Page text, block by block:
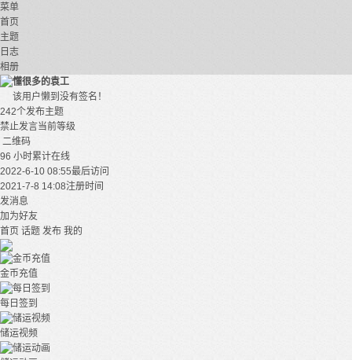
菜单
首页
主题
日志
相册
懂很多的袁工
该用户懒到没有签名！
242个发布主题
禁止发言当前等级
二维码
96 小时累计在线
2022-6-10 08:55最后访问
2021-7-8 14:08注册时间
发消息
加为好友
首页 话题 发布 我的
金币充值
每日签到
储运视频